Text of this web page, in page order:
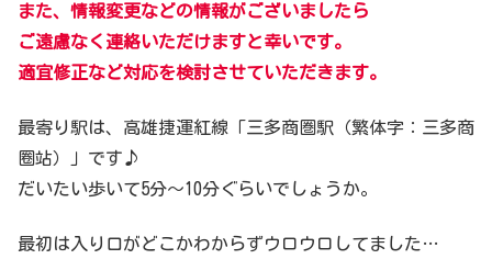
また、情報変更などの情報がございましたら
ご遠慮なく連絡いただけますと幸いです。
適宜修正など対応を検討させていただきます。
最寄り駅は、高雄捷運紅線「三多商圏駅（繁体字：三多商
圈站）」です♪
だいたい歩いて5分〜10分ぐらいでしょうか。
最初は入り口がどこかわからずウロウロしてました…